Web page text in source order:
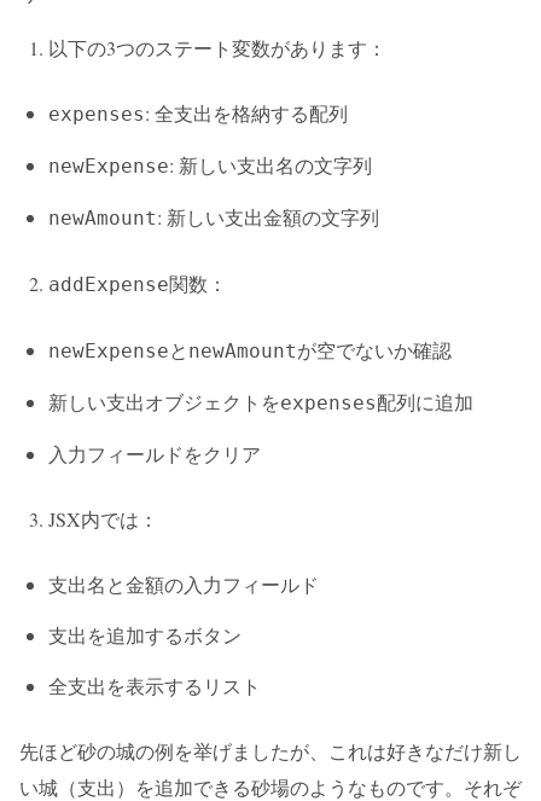
以下の3つのステート変数があります：
expenses: 全支出を格納する配列
newExpense: 新しい支出名の文字列
newAmount: 新しい支出金額の文字列
addExpense関数：
newExpenseと newAmountが空でないか確認
新しい支出オブジェクトをexpenses配列に追加
入力フィールドをクリア
JSX内では：
支出名と金額の入力フィールド
支出を追加するボタン
全支出を表示するリスト
先ほど砂の城の例を举げましたが、これは好きなだけ新し
い城（支出）を追加できる砂場のようなものです。それぞ